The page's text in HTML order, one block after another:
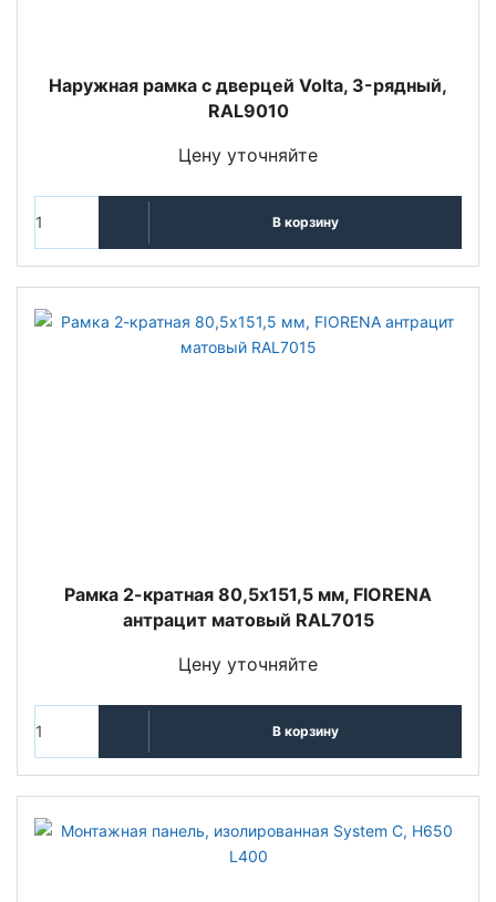
Наружная рамка с дверцей Volta, 3-рядный,
RAL9010
Цену уточняйте
В корзину
Рамка 2-кратная 80,5х151,5 мм, FIORENA
антрацит матовый RAL7015
Цену уточняйте
В корзину